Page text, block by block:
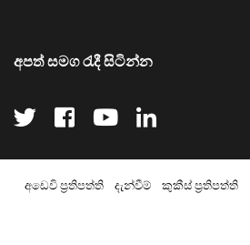
අපත් සමග රැදී සිටින්න
අඩෙවි ප්‍රතිපත්ති දැන්වීම්
කුකීස් ප්‍රතිපත්ති